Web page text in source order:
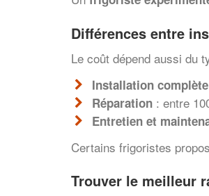
Différences entre
Le coût dépend aussi du
Installation complète
Réparation : entre
Entretien et
Certains frigoristes
Trouver le meilleur